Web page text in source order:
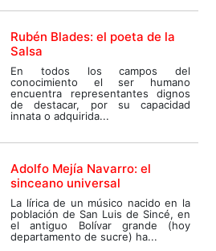
Rubén Blades: el poeta de la
Salsa
En todos los campos del
conocimiento el ser humano
encuentra representantes dignos
de destacar, por su capacidad
innata o adquirida...
Adolfo Mejía Navarro: el
sinceano universal
La lírica de un músico nacido en la
población de San Luis de Sincé, en
el antiguo Bolívar grande (hoy
departamento de sucre) ha...